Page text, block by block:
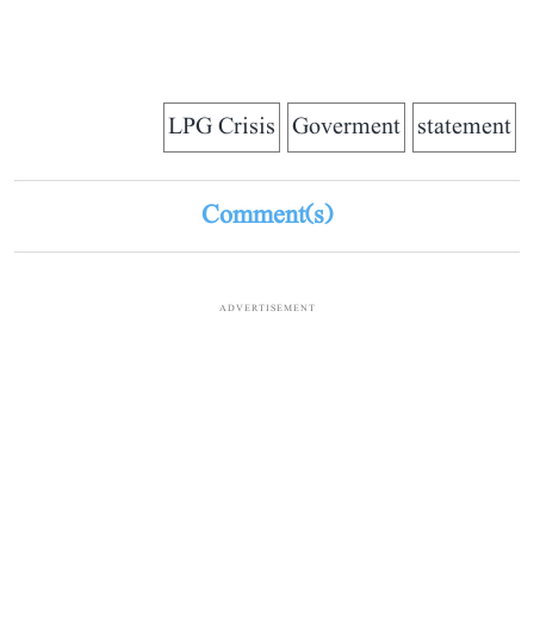
statement
Goverment
LPG Crisis
Comment(s)
ADVERTISEMENT